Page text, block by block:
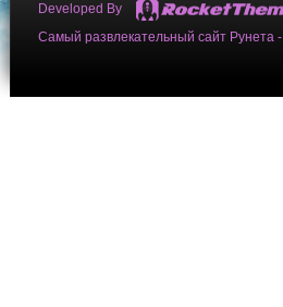
Developed By
Самый развлекательный сайт Рунета -